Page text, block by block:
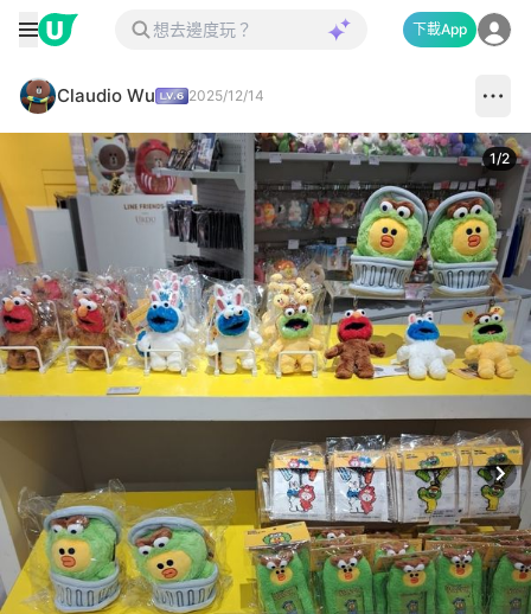
下載App
Claudio Wu 2025/12/14
1/2